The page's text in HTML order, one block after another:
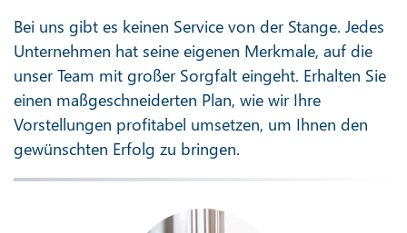
Bei uns gibt es keinen Service von der Stange. Jedes
Unternehmen hat seine eigenen Merkmale, auf die
unser Team mit großer Sorgfalt eingeht. Erhalten Sie
einen maßgeschneiderten Plan, wie wir Ihre
Vorstellungen profitabel umsetzen, um Ihnen den
gewünschten Erfolg zu bringen.